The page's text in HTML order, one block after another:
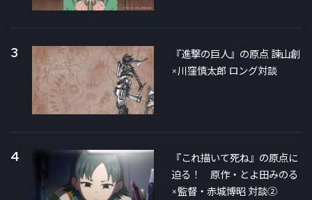
3
『進撃の巨人』の原点 諫山創
×川窪慎太郎 ロング対談
4
『これ描いて死ね』の原点に
迫る！ 原作・とよ田みのる
×監督・赤城博昭 対談②